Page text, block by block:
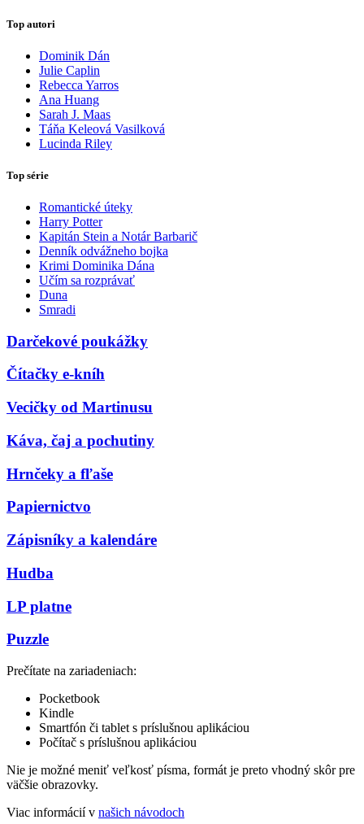
Top autori
Dominik Dán
Julie Caplin
Rebecca Yarros
Ana Huang
Sarah J. Maas
Táňa Keleová Vasilková
Lucinda Riley
Top série
Romantické úteky
Harry Potter
Kapitán Stein a Notár Barbarič
Denník odvážneho bojka
Krimi Dominika Dána
Učím sa rozprávať
Duna
Smradi
Darčekové poukážky
Čítačky e-kníh
Vecičky od Martinusu
Káva, čaj a pochutiny
Hrnčeky a fľaše
Papiernictvo
Zápisníky a kalendáre
Hudba
LP platne
Puzzle
Prečítate na zariadeniach:
Pocketbook
Kindle
Smartfón či tablet s príslušnou aplikáciou
Počítač s príslušnou aplikáciou
Nie je možné meniť veľkosť písma, formát je preto vhodný skôr pre
väčšie obrazovky.
Viac informácií v našich návodoch